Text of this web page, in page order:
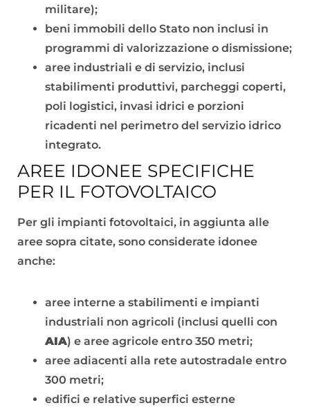
militare);
beni immobili dello Stato non inclusi in
programmi di valorizzazione o dismissione;
aree industriali e di servizio, inclusi
stabilimenti produttivi, parcheggi coperti,
poli logistici, invasi idrici e porzioni
ricadenti nel perimetro del servizio idrico
integrato.
AREE IDONEE SPECIFICHE
PER IL FOTOVOLTAICO
Per gli impianti fotovoltaici, in aggiunta alle
aree sopra citate, sono considerate idonee
anche:
aree interne a stabilimenti e impianti
industriali non agricoli (inclusi quelli con
AIA) e aree agricole entro 350 metri;
aree adiacenti alla rete autostradale entro
300 metri;
edifici e relative superfici esterne